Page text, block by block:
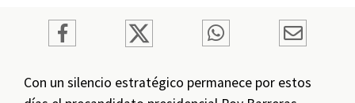
Con un silencio estratégico permanece por estos